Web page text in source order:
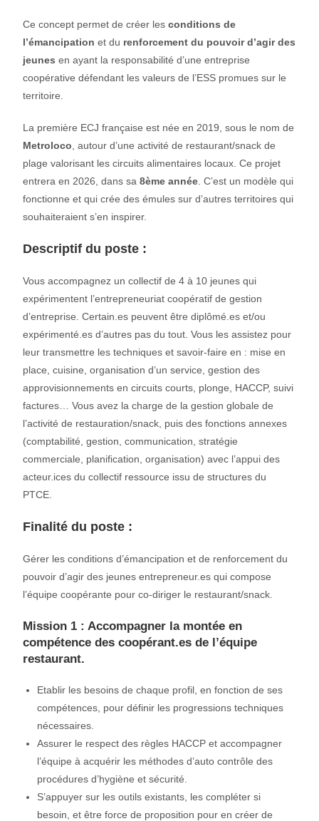
Ce concept permet de créer lesconditions de
l’émancipationet du renforcement du pouvoir d’agirdes
jeunesen ayant la responsabilité d’une entreprise
coopérative défendant les valeurs de l’ESS promues sur le
territoire.
La première ECJ française est née en 2019, sous le nom de
Metroloco , autour d’une activité de restaurant/snack de
plage valorisant les circuits alimentaires locaux. Ce projet
entrera en 2026, dans sa8ème année . C’est un modèle qui
fonctionne et qui crée des émules sur d’autres territoires qui
souhaiteraient s’en inspirer.
Descriptif du poste :
Vous accompagnez un collectif de 4 à 10 jeunes qui
expérimentent l’entrepreneuriat coopératif de gestion
d’entreprise. Certain.es peuvent être diplômé.es et/ou
expérimenté.es d’autres pas du tout. Vous les assistez pour
leur transmettre les techniques et savoir-faire en : mise en
place, cuisine, organisation d’un service, gestion des
approvisionnements en circuits courts, plonge, HACCP, suivi
factures… Vous avez la charge de la gestion globale de
l’activité de restauration/snack, puis des fonctions annexes
(comptabilité, gestion, communication, stratégie
commerciale, planification, organisation) avec l’appui des
acteur.ices du collectif ressource issu de structures du
PTCE.
Finalité du poste :
Gérer les conditions d’émancipation et de renforcement du
pouvoir d’agir des jeunes entrepreneur.es qui compose
l’équipe coopérante pour co-diriger le restaurant/snack.
Mission 1 : Accompagner la montée en
compétence des coopérant.es de l’équipe
restaurant.
Etablir les besoins de chaque profil, en fonction de ses
compétences, pour définir les progressions techniques
nécessaires.
Assurer le respect des règles HACCP et accompagner
l’équipe à acquérir les méthodes d’auto contrôle des
procédures d’hygiène et sécurité.
S’appuyer sur les outils existants, les compléter si
besoin, et être force de proposition pour en créer de